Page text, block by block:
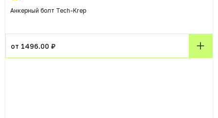
Анкерный болт Tech-Krep
от 1496.00 ₽